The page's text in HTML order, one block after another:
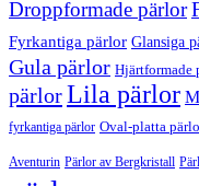
Droppformade pärlor
Fyrkantiga pärlor Glansiga
Gula pärlor Hjärtformade
pärlorLila pärlor
fyrkantiga pärlor Oval-platta
Aventurin Pärlor av Bergkristall